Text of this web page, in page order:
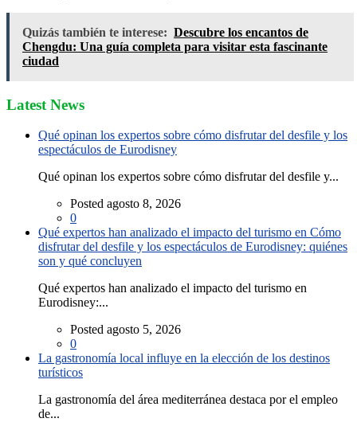
Quizás también te interese: Descubre los encantos de
Chengdu: Una guía completa para visitar esta fascinante
ciudad
Latest News
Qué opinan los expertos sobre cómo disfrutar del desfile y los
espectáculos de Eurodisney
Qué opinan los expertos sobre cómo disfrutar del desfile y...
Posted agosto 8, 2026
0
Qué expertos han analizado el impacto del turismo en Cómo
disfrutar del desfile y los espectáculos de Eurodisney: quiénes
son y qué concluyen
Qué expertos han analizado el impacto del turismo en
Eurodisney:...
Posted agosto 5, 2026
0
La gastronomía local influye en la elección de los destinos
turísticos
La gastronomía del área mediterránea destaca por el empleo
de...